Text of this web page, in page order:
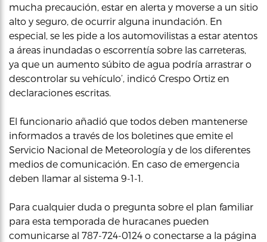
mucha precaución, estar en alerta y moverse a un sitio
alto y seguro, de ocurrir alguna inundación. En
especial, se les pide a los automovilistas a estar atentos
a áreas inundadas o escorrentía sobre las carreteras,
ya que un aumento súbito de agua podría arrastrar o
descontrolar su vehículo’, indicó Crespo Ortiz en
declaraciones escritas.
El funcionario añadió que todos deben mantenerse
informados a través de los boletines que emite el
Servicio Nacional de Meteorología y de los diferentes
medios de comunicación. En caso de emergencia
deben llamar al sistema 9-1-1.
Para cualquier duda o pregunta sobre el plan familiar
para esta temporada de huracanes pueden
comunicarse al 787-724-0124 o conectarse a la página